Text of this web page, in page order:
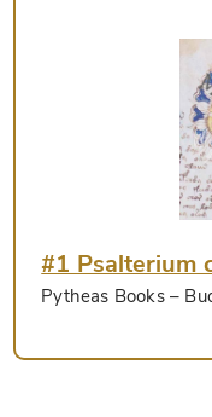
#1 Psalterium
Pytheas Books–